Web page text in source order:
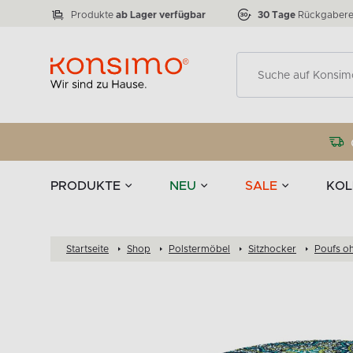
Produkte ab Lager verfügbar 30 Tage
PRODUKTE NEU SALE
Tischgeschirr
zu 50 %
VICTO Anzahl der Produkte:77
ELEGANT Anzahl der Produkte:888
Startseite Shop Polstermöbel Sitzhocker Poufs